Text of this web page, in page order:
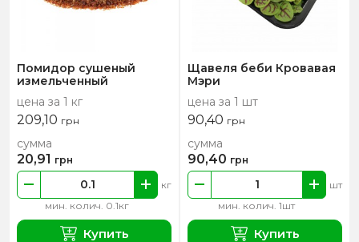
Помидор сушеный
измельченный
цена за 1 кг
209,10 грн
мин. колич. 0.1кг
кг
сумма
20,91 грн
Купить
Щавеля беби Кровавая
Мэри
цена за 1 шт
90,40 грн
мин. колич. 1шт
шт
сумма
90,40 грн
Купить